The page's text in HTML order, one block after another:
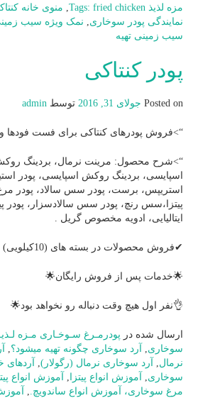
مزه لذیذ Tags: fried chicken
, منوی خانه
نمایندگی پودر سوخاری, نمک ویژه سیب
سیب زمینی تهیه
پودر کنتاکی
Posted on جولای 31, 2016 توسط admin
“>فروش پودرهای کنتاکی برای فست فودها و
“>شرح محصول: مرینت نرمال، بردینگ
اسپایسی، بردینگ روکش اسپایسی، پودر
استریپس، برست، پودر سس سالاد، پودر
پیتزا،سس رنچ، پودر سس سالادسزار، پودر
ایتالیایی، ادویه مخصوص گریل .
✔فروش محصولات در بسته های (10کیلویی)
🌟خدمات پس از فروش رایگان🌟
👌نفر اول هیچ وقت دنباله رو نخواهد بود🌟
ارسال شده در پودرمـرغ سـوخـاری مـزه
سوخاری, آرد سوخاری چگونه تهیه میشود؟,
نرمال, آرد سوخاری نرمال (رگولار),
سوخاری, آموزش انواع پیتزا ,
آموزش انواع
مرغ سوخاری، آموزش انواع ساندویچ.,